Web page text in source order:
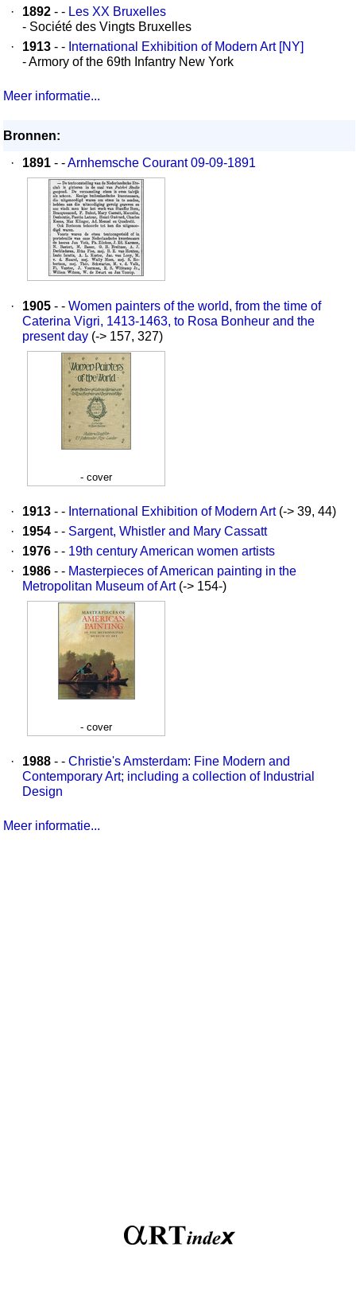
·
1892 - - Les XX Bruxelles
- Société des Vingts Bruxelles
·
1913 - - International Exhibition of Modern Art [NY]
- Armory of the 69th Infantry New York
Meer informatie...
Bronnen:
·
1891 - -Arnhemsche Courant 09-09-1891
· 1905 - - Women painters of the world, from the time of
Caterina Vigri, 1413-1463, to Rosa Bonheur and the
present day (-> 157, 327)
- cover
· 1913 - - International Exhibition of Modern Art(-> 39, 44)
·
1954 - - Sargent, Whistler and Mary Cassatt
·
1976 - - 19th century American women artists
·
1986 - - Masterpieces of American painting in the
Metropolitan Museum of Art(-> 154-)
- cover
· 1988 - - Christie's Amsterdam: Fine Modern and
Contemporary Art; including a collection of Industrial
Design
Meer informatie...